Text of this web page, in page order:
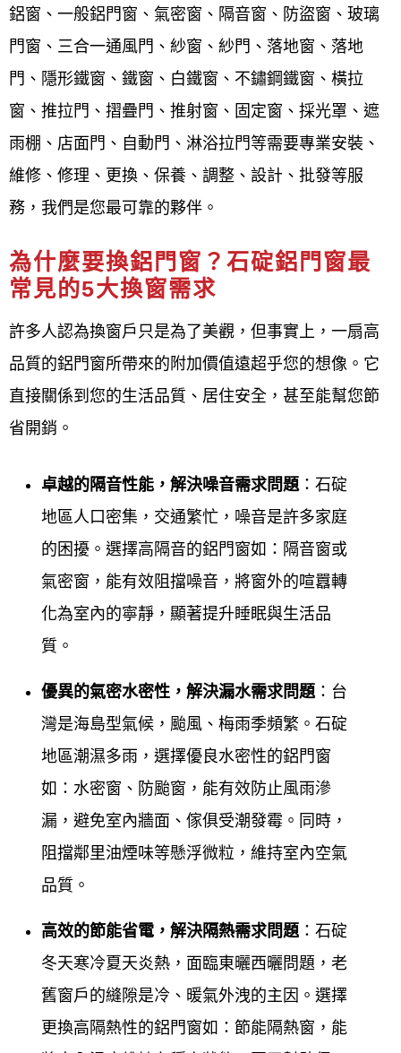
客戶滿意導向： 秉持「追求客戶滿意是我們
最大的責任」的理念，並強調「珍惜客戶的
每一次需求，認真做好每一次工作」，贏得
客戶信任。
戶省時、省心、更安心。
Us
長期配合設計師，擁有豐富的新安裝、設計、規劃鋁
門窗實務經驗外，更將門窗服務，深入一般社區家
庭，在石碇廣受各區客戶肯定。
將最合理平實的價格提供給所有客戶，我們希望為客
戶創造最舒適的居家及辦公空間，您的鋁門窗問題交
鋁門窗工程宅急 便讓您最放心
鋁門窗工程宅急便專業於各式門窗，鋁門窗服務，多
年來除了長期配合設計師，擁有豐富的新裝、設計、
規劃鋁門窗實務經驗外，更將門窗服務，深入一般社
的溝通及施工受的售後服務，工廠自營，所以能將最
合理平實的價格提供給所有客戶，我們希望為客戶創
造最舒適的居家辦公空間，您的門窗問題交給鋁門窗
工程宅急便讓您最放心。為了能夠提供更好的門窗品
鋁窗、一般鋁門窗、氣密窗、隔音窗、防盜窗、玻璃
門窗、三合一通風門、紗窗、紗門、落地窗、落地
門、隱形鐵窗、鐵窗、白鐵窗、不鏽鋼鐵窗、橫拉
窗、推拉門、摺疊門、推射窗、固定窗、採光罩、遮
雨棚、店面門、自動門、淋浴拉門等需要專業安裝、
維修、修理、更換、保養、調整、設計、批發等服
務，我們是您最可靠的夥伴。
為什麼要換鋁門窗？石碇鋁門窗最
常見的5大換窗需求
許多人認為換窗戶只是為了美觀，但事實上，一扇高
品質的鋁門窗所帶來的附加價值遠超乎您的想像。它
直接關係到您的生活品質、居住安全，甚至能幫您節
省開銷。
卓越的隔音性能，解決噪音需求問題 ：石碇
地區人口密集，交通繁忙，噪音是許多家庭
的困擾。選擇高隔音的鋁門窗如：隔音窗或
氣密窗，能有效阻擋噪音，將窗外的喧囂轉
化為室內的寧靜，顯著提升睡眠與生活品
質。
優異的氣密水密性，解決漏水需求問題 ：台
灣是海島型氣候，颱風、梅雨季頻繁。石碇
地區潮濕多雨，選擇優良水密性的鋁門窗
如：水密窗、防颱窗，能有效防止風雨滲
漏，避免室內牆面、傢俱受潮發霉。同時，
阻擋鄰里油煙味等懸浮微粒，維持室內空氣
品質。
高效的節能省電，解決隔熱需求問題 ：石碇
冬天寒冷夏天炎熱，面臨東曬西曬問題，老
舊窗戶的縫隙是冷、暖氣外洩的主因。選擇
更換高隔熱性的鋁門窗如：節能隔熱窗，能